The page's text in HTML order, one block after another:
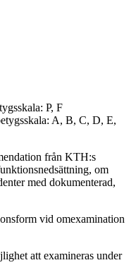
P, F
A, B, C, D, E,
från KTH:s
om
med dokumenterad,
vid omexamination
att examineras under